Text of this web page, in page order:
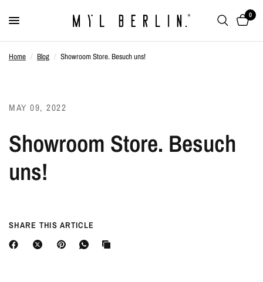
0
Home / Blog / Showroom Store. Besuch uns!
MAY 09, 2022
Showroom Store. Besuch
uns!
SHARE THIS ARTICLE